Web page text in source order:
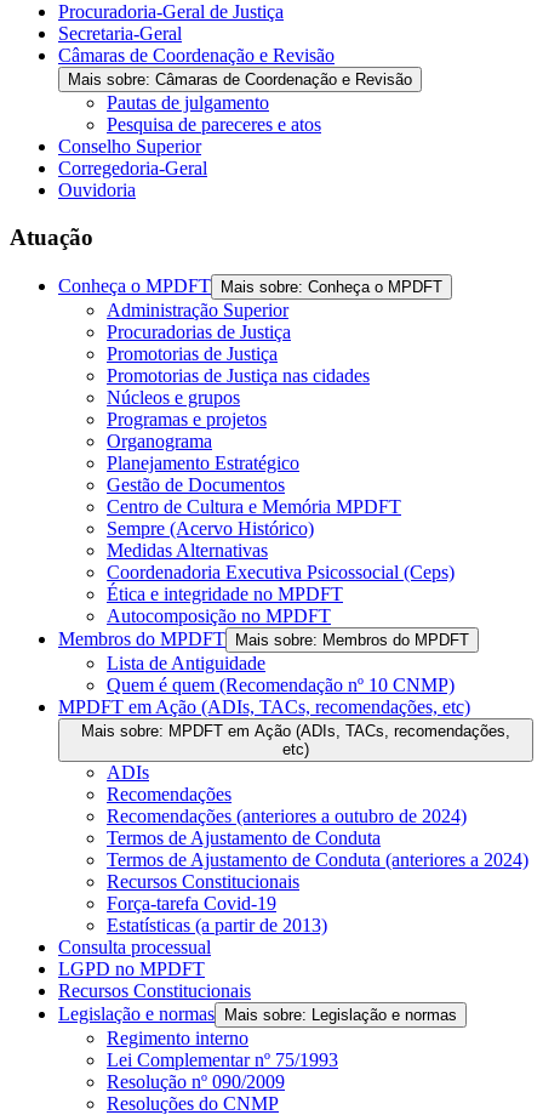
Procuradoria-Geral de Justiça
Secretaria-Geral
Câmaras de Coordenação e Revisão
Mais sobre: Câmaras de Coordenação e Revisão
Pautas de julgamento
Pesquisa de pareceres e atos
Conselho Superior
Corregedoria-Geral
Ouvidoria
Atuação
Conheça o MPDFT Mais sobre: Conheça o MPDFT
Administração Superior
Procuradorias de Justiça
Promotorias de Justiça
Promotorias de Justiça nas cidades
Núcleos e grupos
Programas e projetos
Organograma
Planejamento Estratégico
Gestão de Documentos
Centro de Cultura e Memória MPDFT
Sempre (Acervo Histórico)
Medidas Alternativas
Coordenadoria Executiva Psicossocial (Ceps)
Ética e integridade no MPDFT
Autocomposição no MPDFT
Membros do MPDFT
Mais sobre: Membros do MPDFT
Lista de Antiguidade
Quem é quem (Recomendação nº 10 CNMP)
MPDFT em Ação (ADIs, TACs, recomendações, etc)
Mais sobre: MPDFT em Ação (ADIs, TACs, recomendações,
etc)
ADIs
Recomendações
Recomendações (anteriores a outubro de 2024)
Termos de Ajustamento de Conduta
Termos de Ajustamento de Conduta (anteriores a 2024)
Recursos Constitucionais
Força-tarefa Covid-19
Estatísticas (a partir de 2013)
Consulta processual
LGPD no MPDFT
Recursos Constitucionais
Legislação e normas
Mais sobre: Legislação e normas
Regimento interno
Lei Complementar nº 75/1993
Resolução nº 090/2009
Resoluções do CNMP